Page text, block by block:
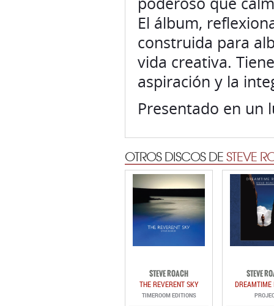
El álbum,
construida para
vida creativa.
aspiración y la
Presentado en un
OTROS DISCOS DESTEVE
STEVE ROACH
THE REVERENT SKY
TIMEROOM EDITIONS
STEVE
DREAMTIME